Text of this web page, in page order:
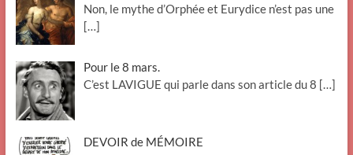
Non, le mythe d’Orphée et Eurydice n’est pas une
[…]
Pour le 8 mars.
C’est LAVIGUE qui parle dans son article du 8 […]
DEVOIR de MÉMOIRE